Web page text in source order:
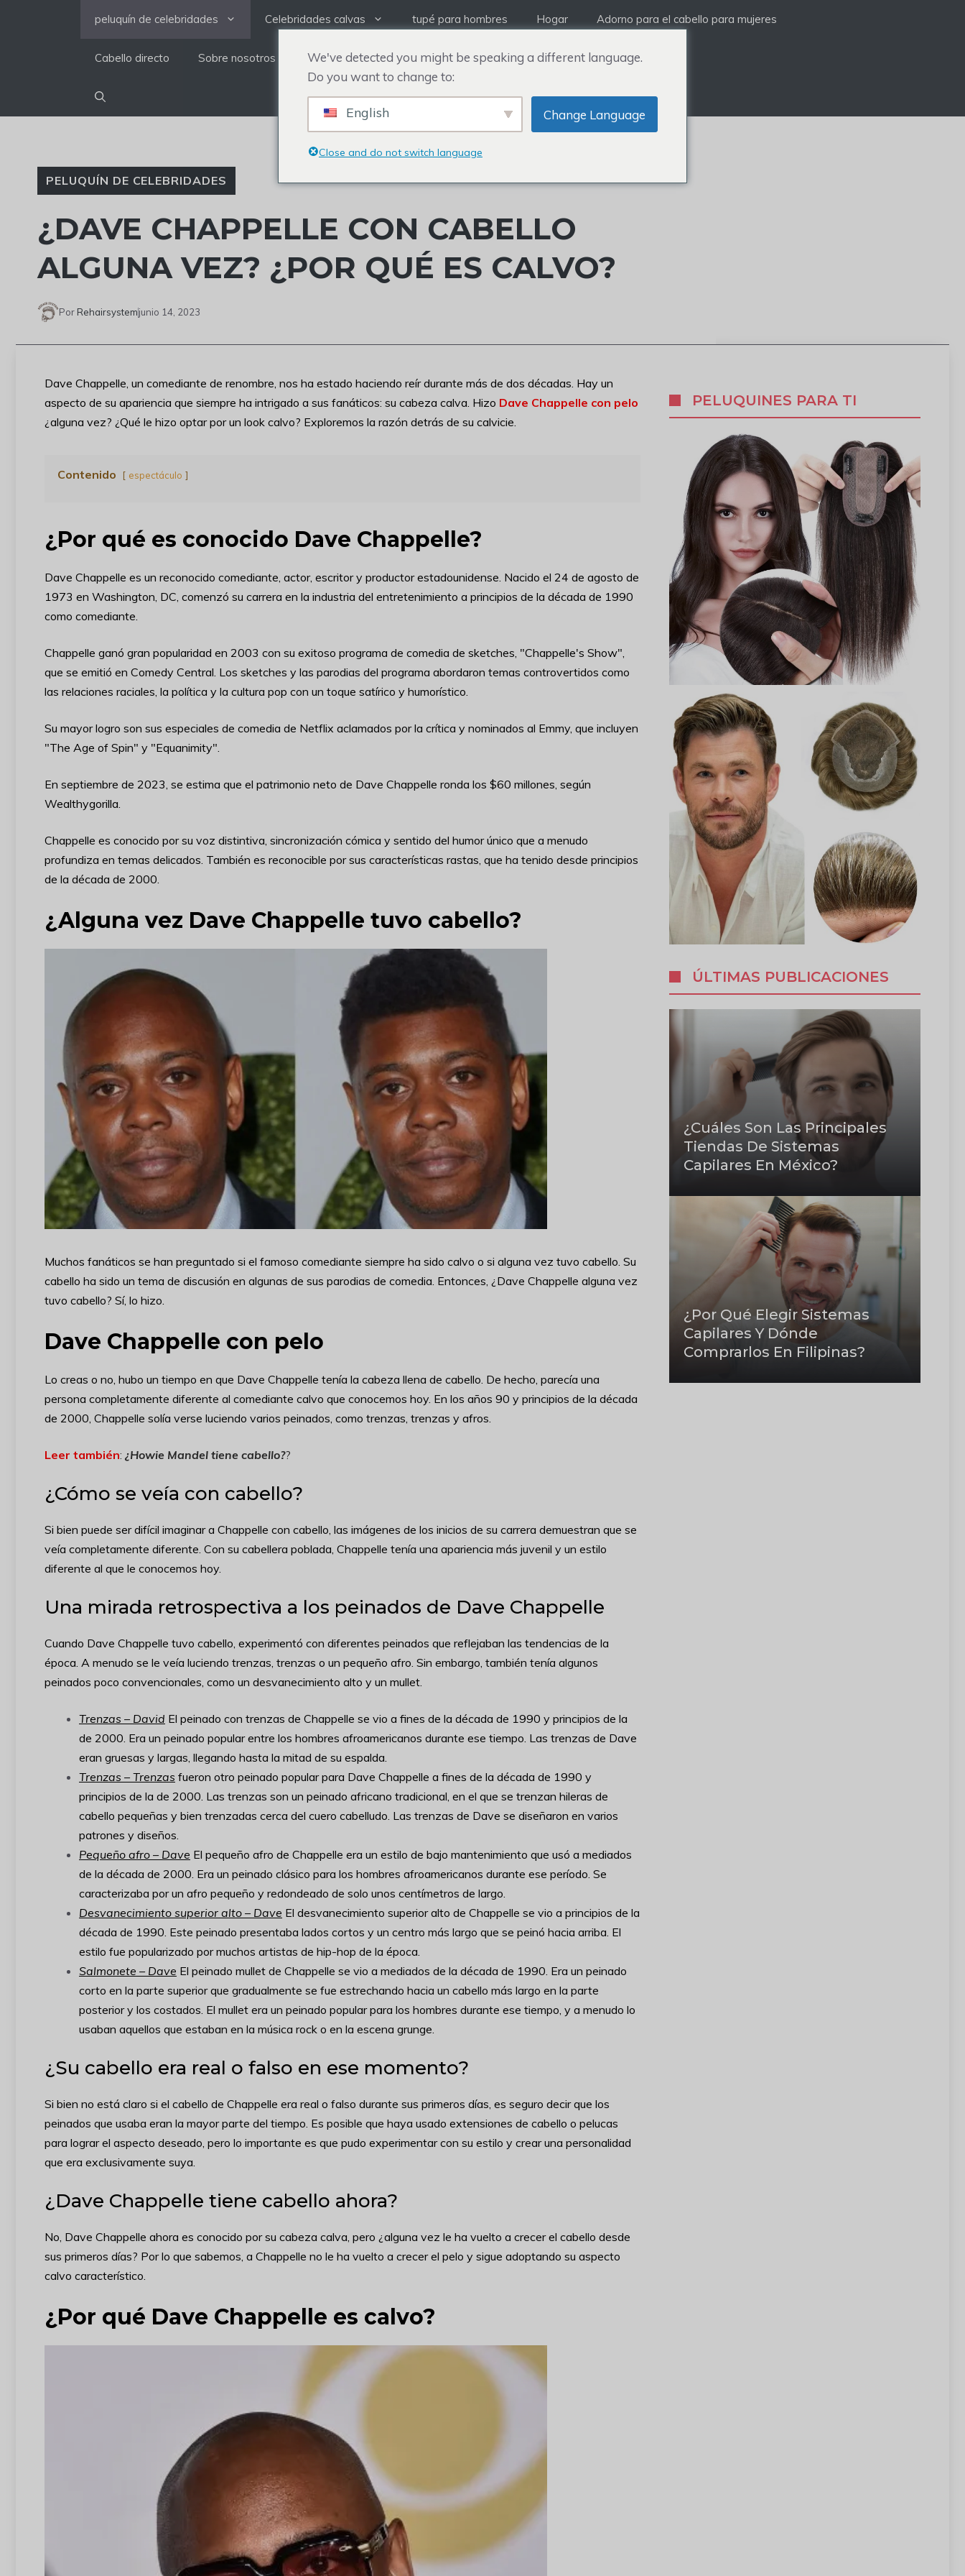
peluquín de celebridades Celebridades calvas tupé para hombres Hogar Adorno para el cabello para mujeres
Cabello directo Sobre nosotros
PELUQUÍN DE CELEBRIDADES
¿DAVE CHAPPELLE CON CABELLO
ALGUNA VEZ? ¿POR QUÉ ES CALVO?
Por Rehairsystemjunio 14, 2023
Dave Chappelle, un comediante de renombre, nos ha estado haciendo reír durante más de dos décadas. Hay un
aspecto de su apariencia que siempre ha intrigado a sus fanáticos: su cabeza calva. Hizo Dave Chappelle con pelo
¿alguna vez? ¿Qué le hizo optar por un look calvo? Exploremos la razón detrás de su calvicie.
Contenido espectáculo
¿Por qué es conocido Dave Chappelle?
Dave Chappelle es un reconocido comediante, actor, escritor y productor estadounidense. Nacido el 24 de agosto de
1973 en Washington, DC, comenzó su carrera en la industria del entretenimiento a principios de la década de 1990
como comediante.
Chappelle ganó gran popularidad en 2003 con su exitoso programa de comedia de sketches, "Chappelle's Show",
que se emitió en Comedy Central. Los sketches y las parodias del programa abordaron temas controvertidos como
las relaciones raciales, la política y la cultura pop con un toque satírico y humorístico.
Su mayor logro son sus especiales de comedia de Netflix aclamados por la crítica y nominados al Emmy, que incluyen
"The Age of Spin" y "Equanimity".
En septiembre de 2023, se estima que el patrimonio neto de Dave Chappelle ronda los $60 millones, según
Wealthygorilla.
Chappelle es conocido por su voz distintiva, sincronización cómica y sentido del humor único que a menudo
profundiza en temas delicados. También es reconocible por sus características rastas, que ha tenido desde principios
de la década de 2000.
¿Alguna vez Dave Chappelle tuvo cabello?
Muchos fanáticos se han preguntado si el famoso comediante siempre ha sido calvo o si alguna vez tuvo cabello. Su
cabello ha sido un tema de discusión en algunas de sus parodias de comedia. Entonces, ¿Dave Chappelle alguna vez
tuvo cabello? Sí, lo hizo.
Dave Chappelle con pelo
Lo creas o no, hubo un tiempo en que Dave Chappelle tenía la cabeza llena de cabello. De hecho, parecía una
persona completamente diferente al comediante calvo que conocemos hoy. En los años 90 y principios de la década
de 2000, Chappelle solía verse luciendo varios peinados, como trenzas, trenzas y afros.
Leer también: ¿Howie Mandel tiene cabello??
¿Cómo se veía con cabello?
Si bien puede ser difícil imaginar a Chappelle con cabello, las imágenes de los inicios de su carrera demuestran que se
veía completamente diferente. Con su cabellera poblada, Chappelle tenía una apariencia más juvenil y un estilo
diferente al que le conocemos hoy.
Una mirada retrospectiva a los peinados de Dave Chappelle
Cuando Dave Chappelle tuvo cabello, experimentó con diferentes peinados que reflejaban las tendencias de la
época. A menudo se le veía luciendo trenzas, trenzas o un pequeño afro. Sin embargo, también tenía algunos
peinados poco convencionales, como un desvanecimiento alto y un mullet.
Trenzas – David El peinado con trenzas de Chappelle se vio a fines de la década de 1990 y principios de la
de 2000. Era un peinado popular entre los hombres afroamericanos durante ese tiempo. Las trenzas de Dave
eran gruesas y largas, llegando hasta la mitad de su espalda.
Trenzas – Trenzas fueron otro peinado popular para Dave Chappelle a fines de la década de 1990 y
principios de la de 2000. Las trenzas son un peinado africano tradicional, en el que se trenzan hileras de
cabello pequeñas y bien trenzadas cerca del cuero cabelludo. Las trenzas de Dave se diseñaron en varios
patrones y diseños.
Pequeño afro – Dave El pequeño afro de Chappelle era un estilo de bajo mantenimiento que usó a mediados
de la década de 2000. Era un peinado clásico para los hombres afroamericanos durante ese período. Se
caracterizaba por un afro pequeño y redondeado de solo unos centímetros de largo.
Desvanecimiento superior alto – Dave El desvanecimiento superior alto de Chappelle se vio a principios de la
década de 1990. Este peinado presentaba lados cortos y un centro más largo que se peinó hacia arriba. El
estilo fue popularizado por muchos artistas de hip-hop de la época.
Salmonete – Dave El peinado mullet de Chappelle se vio a mediados de la década de 1990. Era un peinado
corto en la parte superior que gradualmente se fue estrechando hacia un cabello más largo en la parte
posterior y los costados. El mullet era un peinado popular para los hombres durante ese tiempo, y a menudo lo
usaban aquellos que estaban en la música rock o en la escena grunge.
¿Su cabello era real o falso en ese momento?
Si bien no está claro si el cabello de Chappelle era real o falso durante sus primeros días, es seguro decir que los
peinados que usaba eran la mayor parte del tiempo. Es posible que haya usado extensiones de cabello o pelucas
para lograr el aspecto deseado, pero lo importante es que pudo experimentar con su estilo y crear una personalidad
que era exclusivamente suya.
¿Dave Chappelle tiene cabello ahora?
No, Dave Chappelle ahora es conocido por su cabeza calva, pero ¿alguna vez le ha vuelto a crecer el cabello desde
sus primeros días? Por lo que sabemos, a Chappelle no le ha vuelto a crecer el pelo y sigue adoptando su aspecto
calvo característico.
¿Por qué Dave Chappelle es calvo?
PELUQUINES PARA TI
ÚLTIMAS PUBLICACIONES
¿Cuáles Son Las Principales
Tiendas De Sistemas
Capilares En México?
¿Por Qué Elegir Sistemas
Capilares Y Dónde
Comprarlos En Filipinas?
We've detected you might be speaking a different language.
Do you want to change to:
English Change Language
Close and do not switch language